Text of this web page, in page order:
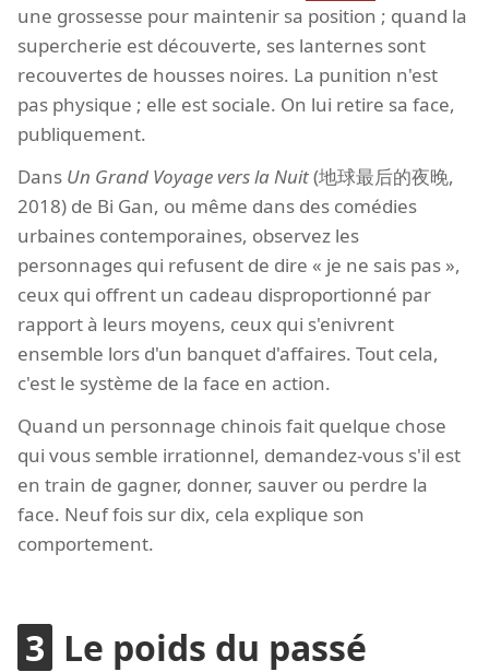
une grossesse pour maintenir sa position ; quand la
supercherie est découverte, ses lanternes sont
recouvertes de housses noires. La punition n'est
pas physique ; elle est sociale. On lui retire sa face,
publiquement.
Dans Un Grand Voyage vers la Nuit(地球最后的夜晚,
2018) de Bi Gan, ou même dans des comédies
urbaines contemporaines, observez les
personnages qui refusent de dire « je ne sais pas »,
ceux qui offrent un cadeau disproportionné par
rapport à leurs moyens, ceux qui s'enivrent
ensemble lors d'un banquet d'affaires. Tout cela,
c'est le système de la face en action.
Quand un personnage chinois fait quelque chose
qui vous semble irrationnel, demandez-vous s'il est
en train de gagner, donner, sauver ou perdre la
face. Neuf fois sur dix, cela explique son
comportement.
Le poids du passé